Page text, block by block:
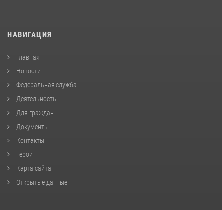
НАВИГАЦИЯ
Главная
Новости
Федеральная служба
Деятельность
Для граждан
Документы
Контакты
Герои
Карта сайта
Открытые данные